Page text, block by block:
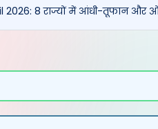
2026: 8 राज्यों में आंधी-तूफान और